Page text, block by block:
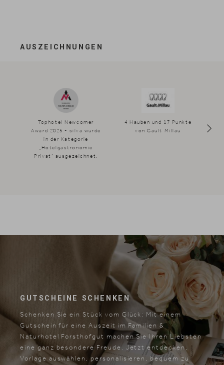
AUSZEICHNUNGEN
Tophotel Newcomer
Award 2025 - silva wurde
in der Kategorie
„Hotelgastronomie
Privat“ ausgezeichnet.
4 Hauben und 17 Punkte
von Gault Millau
GUTSCHEINE SCHENKEN
Schenken Sie ein Stück vom Glück: Mit einem
Gutschein für eine Auszeit im Familien &
Naturhotel Forsthofgut machen Sie Ihren Liebsten
eine ganz besondere Freude. Jetzt entdecken,
Vorlage auswählen, personalisieren, bequem zu